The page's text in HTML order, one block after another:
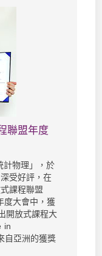
聯盟年度
計物理」，於
受好評，在
課程聯盟
度大會中，獲
開放式課程大
in
自亞洲的獲獎